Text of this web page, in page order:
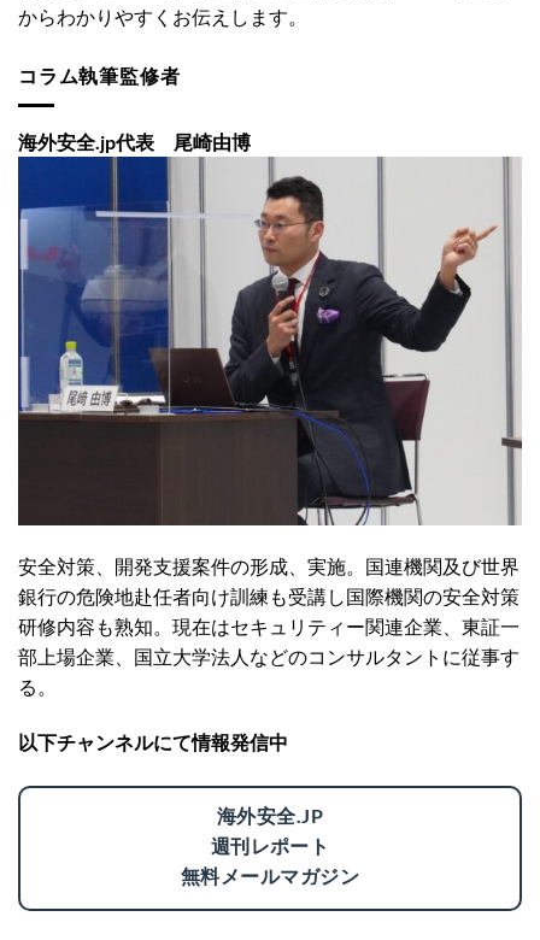
からわかりやすくお伝えします。
コラム執筆監修者
海外安全.jp代表 尾崎由博
安全対策、開発支援案件の形成、実施。国連機関及び世界
銀行の危険地赴任者向け訓練も受講し国際機関の安全対策
研修内容も熟知。現在はセキュリティー関連企業、東証一
部上場企業、国立大学法人などのコンサルタントに従事す
る。
以下チャンネルにて情報発信中
海外安全.JP
週刊レポート
無料メールマガジン